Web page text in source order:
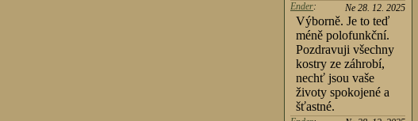
Ne 28. 12. 2025
Ender:
Výborně. Je to teď
méně polofunkční.
Pozdravuji všechny
kostry ze záhrobí,
nechť jsou vaše
životy spokojené a
šťastné.